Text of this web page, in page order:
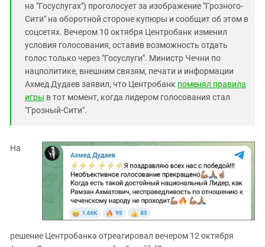
на "Госуслугах") проголосует за изображение "Грозного-
Сити" на оборотной стороне купюры и сообщит об этом в
соцсетях. Вечером 10 октября Центробанк изменил
условия голосования, оставив возможность отдать
голос только через "Госуслуги". Министр Чечни по
нацполитике, внешним связям, печати и информации
Ахмед Дудаев заявил, что Центробанк поменял правила
игры в тот момент, когда лидером голосования стал
"Грозный-Сити".
На
решение Центробанка отреагировал вечером 12 октября